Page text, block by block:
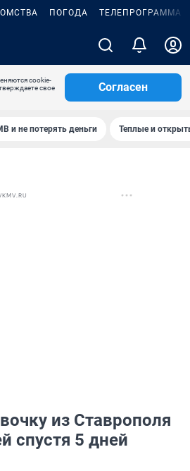
ПОГОДА ТЕЛЕПРОГРАММА
cookie-
свое
Согласен
и не потерять деньги Теплые и
из Ставрополя
спустя 5 дней